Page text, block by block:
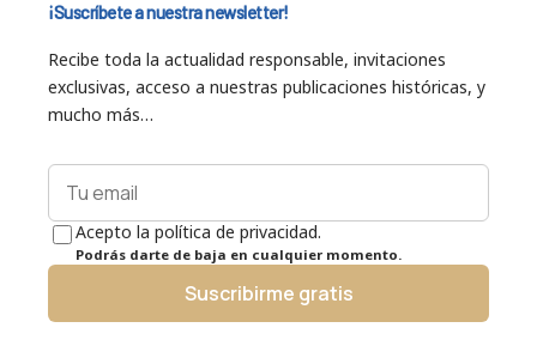
¡Suscríbete a nuestra newsletter!
Recibe toda la actualidad responsable, invitaciones
exclusivas, acceso a nuestras publicaciones históricas, y
mucho más…
Acepto la política de privacidad.
Podrás darte de baja en cualquier momento.
Suscribirme gratis